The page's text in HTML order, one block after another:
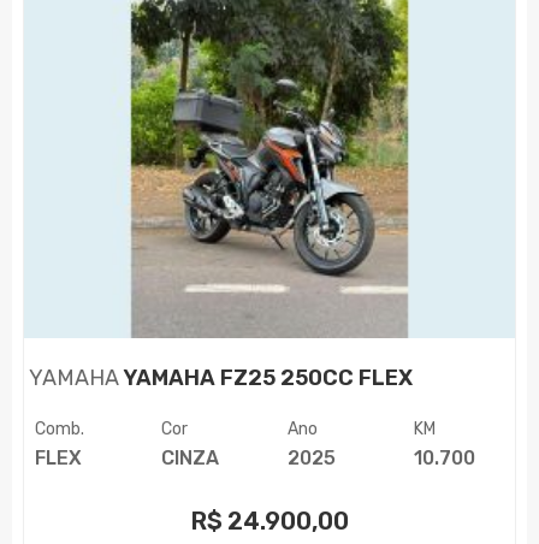
YAMAHAYAMAHA FZ25 250CC FLEX
Comb.
FLEX
Cor
CINZA
Ano
2025
KM
10.700
R$ 24.900,00